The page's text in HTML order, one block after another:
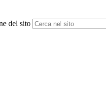
del sito